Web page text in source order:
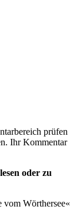
prüfen
Ihr Kommentar
oder zu
Wörthersee«